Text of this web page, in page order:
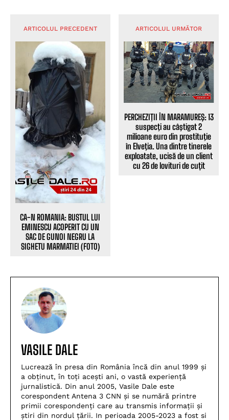
ARTICOLUL PRECEDENT
CA-N ROMANIA: BUSTUL LUI
EMINESCU ACOPERIT CU UN
SAC DE GUNOI NEGRU LA
SIGHETU MARMATIEI (FOTO)
ARTICOLUL URMĂTOR
PERCHEZIŢII ÎN MARAMUREŞ: 13
suspecţi au câştigat 2
milioane euro din prostituţie
în Elveţia. Una dintre tinerele
exploatate, ucisă de un client
cu 26 de lovituri de cuțit
VASILE DALE
Lucrează în presa din România încă din anul 1999 și
a obținut, în toți acești ani, o vastă experiență
jurnalistică. Din anul 2005, Vasile Dale este
corespondent Antena 3 CNN și se numără printre
primii corespondenți care au transmis informații și
știri din nordul țării. In perioada 2005-2023 a fost si